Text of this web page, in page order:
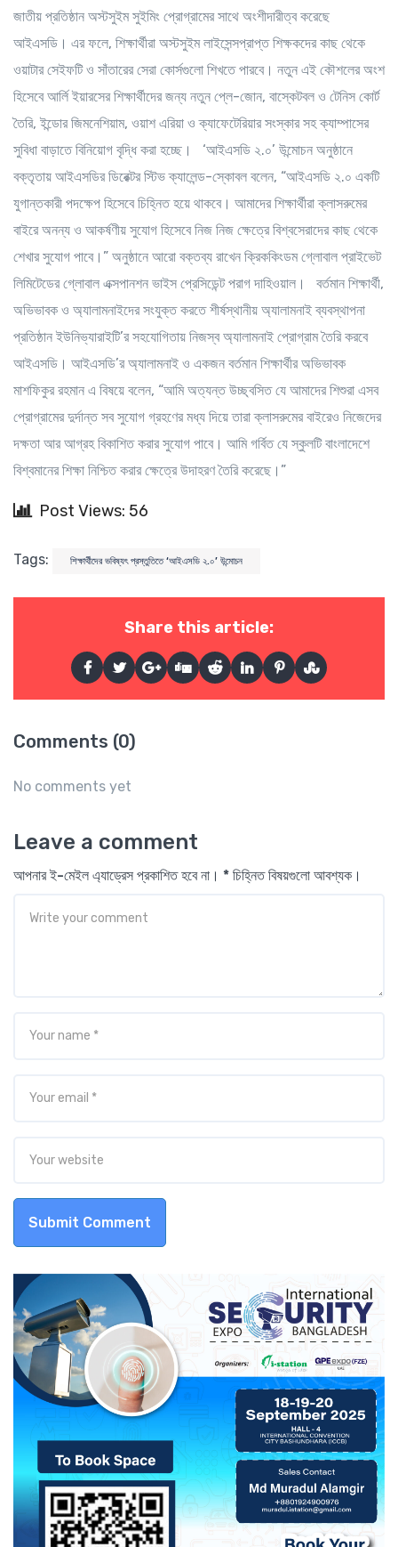
জাতীয় প্রতিষ্ঠান অস্টসুইম সুইমিং প্রোগ্রামের সাথে অংশীদারীত্ব করেছে
আইএসডি। এর ফলে, শিক্ষার্থীরা অস্টসুইম লাইসেন্সপ্রাপ্ত শিক্ষকদের কাছ থেকে
ওয়াটার সেইফটি ও সাঁতারের সেরা কোর্সগুলো শিখতে পারবে। নতুন এই কৌশলের অংশ
হিসেবে আর্লি ইয়ারসের শিক্ষার্থীদের জন্য নতুন প্লে-জোন, বাস্কেটবল ও টেনিস কোর্ট
তৈরি, ইন্ডোর জিমনেশিয়াম, ওয়াশ এরিয়া ও ক্যাফেটেরিয়ার সংস্কার সহ ক্যাম্পাসের
সুবিধা বাড়াতে বিনিয়োগ বৃদ্ধি করা হচ্ছে। ‘আইএসডি ২.০’ উন্মোচন অনুষ্ঠানে
বক্তৃতায় আইএসডির ডিরেক্টর স্টিভ ক্যালেন্ড-স্কোবল বলেন, “আইএসডি ২.০ একটি
যুগান্তকারী পদক্ষেপ হিসেবে চিহ্নিত হয়ে থাকবে। আমাদের শিক্ষার্থীরা ক্লাসরুমের
বাইরে অনন্য ও আকর্ষণীয় সুযোগ হিসেবে নিজ নিজ ক্ষেত্রে বিশ্বসেরাদের কাছ থেকে
শেখার সুযোগ পাবে।” অনুষ্ঠানে আরো বক্তব্য রাখেন ক্রিককিংডম গ্লোবাল প্রাইভেট
লিমিটেডের গ্লোবাল এক্সপানশন ভাইস প্রেসিডেন্ট পরাগ দাহিওয়াল। বর্তমান শিক্ষার্থী,
অভিভাবক ও অ্যালামনাইদের সংযুক্ত করতে শীর্ষস্থানীয় অ্যালামনাই ব্যবস্থাপনা
প্রতিষ্ঠান ইউনিভ্যারাইটি’র সহযোগিতায় নিজস্ব অ্যালামনাই প্রোগ্রাম তৈরি করবে
আইএসডি। আইএসডি’র অ্যালামনাই ও একজন বর্তমান শিক্ষার্থীর অভিভাবক
মাশফিকুর রহমান এ বিষয়ে বলেন, “আমি অত্যন্ত উচ্ছ্বসিত যে আমাদের শিশুরা এসব
প্রোগ্রামের দুর্দান্ত সব সুযোগ গ্রহণের মধ্য দিয়ে তারা ক্লাসরুমের বাইরেও নিজেদের
দক্ষতা আর আগ্রহ বিকাশিত করার সুযোগ পাবে। আমি গর্বিত যে স্কুলটি বাংলাদেশে
বিশ্বমানের শিক্ষা নিশ্চিত করার ক্ষেত্রে উদাহরণ তৈরি করেছে।”
Post Views: 56
Tags: শিক্ষার্থীদের ভবিষ্যৎ প্রস্তুতিতে ‘আইএসডি ২.০’ উন্মোচন
Share this article:
Comments (0)
No comments yet
Leave a comment
আপনার ই-মেইল এ্যাড্রেস প্রকাশিত হবে না। * চিহ্নিত বিষয়গুলো আবশ্যক।
Submit Comment